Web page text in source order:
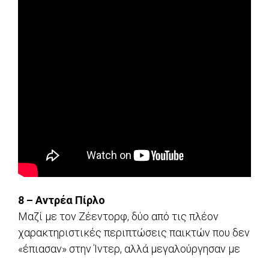
8 – Αντρέα Πίρλο
Μαζί με τον Ζέεντορφ, δύο από τις πλέον
χαρακτηριστικές περιπτώσεις παικτών που δεν
«έπιασαν» στην Ίντερ, αλλά μεγαλούργησαν με